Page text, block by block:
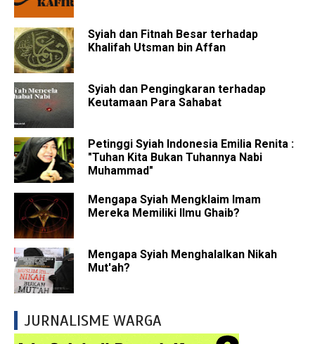
Syiah dan Fitnah Besar terhadap
Khalifah Utsman bin Affan
Syiah dan Pengingkaran terhadap
Keutamaan Para Sahabat
Petinggi Syiah Indonesia Emilia Renita :
"Tuhan Kita Bukan Tuhannya Nabi
Muhammad"
Mengapa Syiah Mengklaim Imam
Mereka Memiliki Ilmu Ghaib?
Mengapa Syiah Menghalalkan Nikah
Mut'ah?
JURNALISME WARGA